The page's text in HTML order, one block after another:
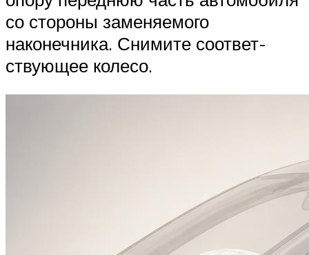
со стороны за­меняемого
наконечника. Снимите соответ­
ствующее колесо.